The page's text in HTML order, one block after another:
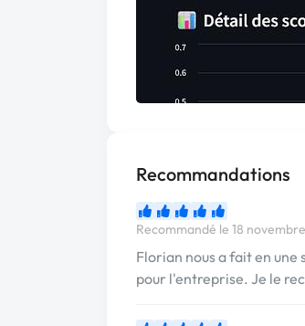
Recommandations
Recommandé le 18
Florian nous a fait en
pour l'entreprise. Je le